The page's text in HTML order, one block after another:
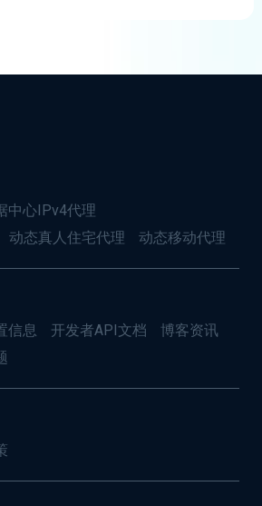
中心IPv4代理
动态真人住宅代理 动态移动代理
信息 开发者API文档
博客资讯